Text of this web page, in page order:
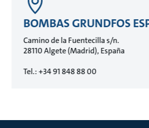
BOMBAS GRUNDFOS
Camino de la Fuentecilla s/n.
28110 Algete (Madrid), España
Tel.: +34 91 848 88 00